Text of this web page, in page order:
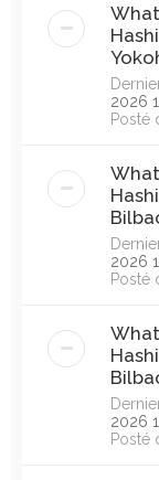
2026
Posté
2026
Posté
2026
Posté